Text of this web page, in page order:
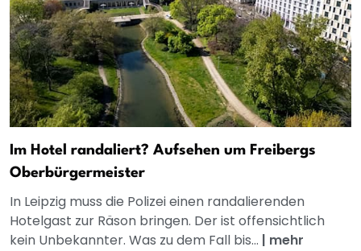
Im Hotel randaliert? Aufsehen um Freibergs
Oberbürgermeister
In Leipzig muss die Polizei einen randalierenden
Hotelgast zur Räson bringen. Der ist offensichtlich
kein Unbekannter. Was zu dem Fall bis... | mehr